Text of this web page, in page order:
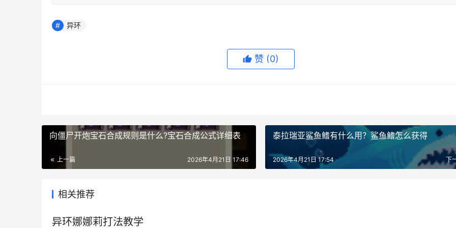
异环
赞 (0)
向僵尸开炮宝石合成规则是什么?宝石合成公式详细表
上一篇 2026年4月21日 17:46
泰拉瑞亚鲨鱼鳍有什么用？鲨鱼鳍怎么获得
下
2026年4月21日 17:54
相关推荐
异环娜娜莉打法教学